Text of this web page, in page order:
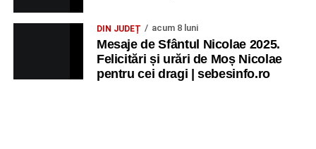
DIN JUDEȚ acum 8 luni
Mesaje de Sfântul Nicolae 2025.
Felicitări și urări de Moș Nicolae
pentru cei dragi | sebesinfo.ro